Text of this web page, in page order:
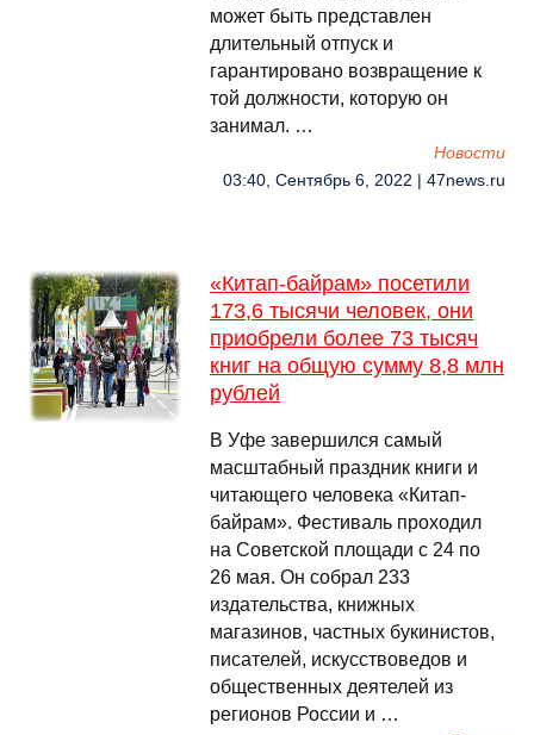
может быть представлен
длительный отпуск и
гарантировано возвращение к
той должности, которую он
занимал. …
Новости
03:40, Сентябрь 6, 2022 | 47news.ru
«Китап-байрам» посетили
173,6 тысячи человек, они
приобрели более 73 тысяч
книг на общую сумму 8,8 млн
рублей
В Уфе завершился самый
масштабный праздник книги и
читающего человека «Китап-
байрам». Фестиваль проходил
на Советской площади с 24 по
26 мая. Он собрал 233
издательства, книжных
магазинов, частных букинистов,
писателей, искусствоведов и
общественных деятелей из
регионов России и …